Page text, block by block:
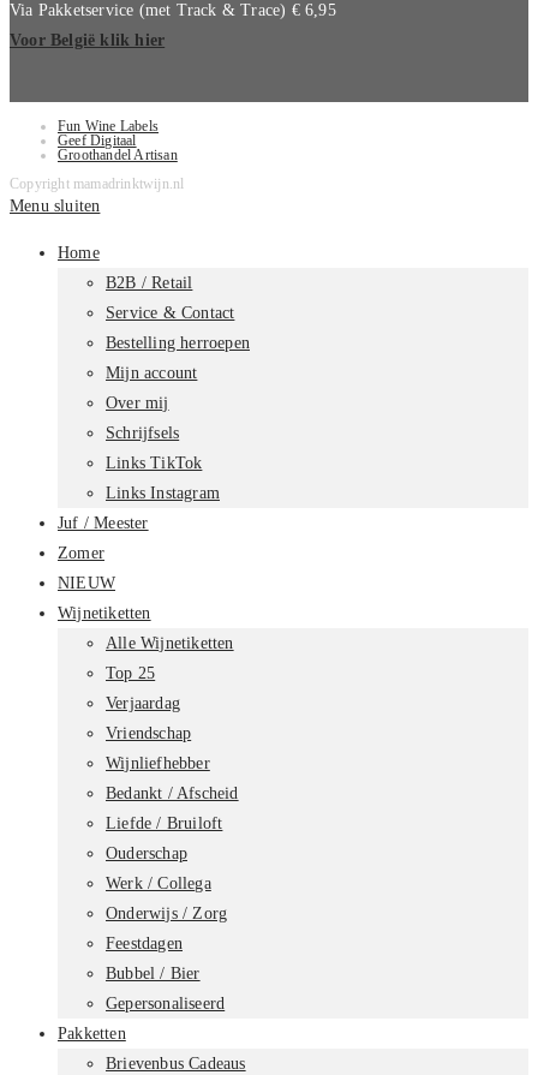
Via Pakketservice (met Track & Trace) € 6,95
Voor België klik hier
Fun Wine Labels
Geef Digitaal
Groothandel Artisan
Copyright mamadrinktwijn.nl
Menu sluiten
Home
B2B / Retail
Service & Contact
Bestelling herroepen
Mijn account
Over mij
Schrijfsels
Links TikTok
Links Instagram
Juf / Meester
Zomer
NIEUW
Wijnetiketten
Alle Wijnetiketten
Top 25
Verjaardag
Vriendschap
Wijnliefhebber
Bedankt / Afscheid
Liefde / Bruiloft
Ouderschap
Werk / Collega
Onderwijs / Zorg
Feestdagen
Bubbel / Bier
Gepersonaliseerd
Pakketten
Brievenbus Cadeaus